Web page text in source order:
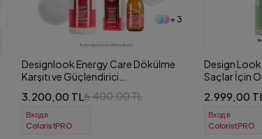
+ 4
Design Look Repair Care Yıpranmış
Saçlar İçin Onarıcı 2'li Set
2.999,00 TL 5.039,00 TL
Вход в
ColoristPRO
Design Look
Saçlar İçin
2.800,00
Вход в
ColoristPRO